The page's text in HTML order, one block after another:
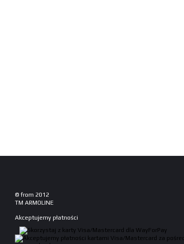
© from 2012
TM ARMOLINE
Akceptujemy płatności